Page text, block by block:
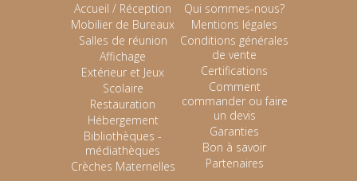
Accueil / Réception
Mobilier de Bureaux
Salles de réunion
Affichage
Extérieur et Jeux
Scolaire
Restauration
Hébergement
Bibliothèques -
médiathèques
Crèches Maternelles
Qui sommes-nous?
Mentions légales
Conditions générales
de vente
Certifications
Comment
commander ou faire
un devis
Garanties
Bon à savoir
Partenaires